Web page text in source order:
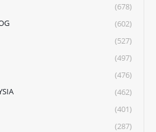
(678)
(602)
(527)
(497)
(476)
(462)
(401)
(287)